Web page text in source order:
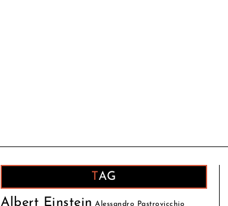
TAG
Albert Einstein Alessandro Pastrovicchio